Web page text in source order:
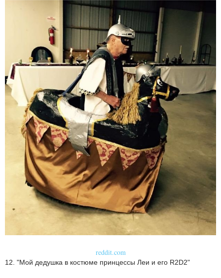
reddit.com
12. "Мой дедушка в костюме принцессы Леи и его R2D2"